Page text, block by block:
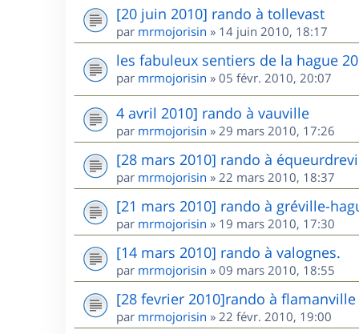
[20 juin 2010] rando à tollevast
par mrmojorisin » 14 juin 2010, 18:17
les fabuleux sentiers de la hague
par mrmojorisin » 05 févr. 2010, 20:07
4 avril 2010] rando à vauville
par mrmojorisin » 29 mars 2010, 17:26
[28 mars 2010] rando à
par mrmojorisin » 22 mars 2010, 18:37
[21 mars 2010] rando à gréville-
par mrmojorisin » 19 mars 2010, 17:30
[14 mars 2010] rando à valognes.
par mrmojorisin » 09 mars 2010, 18:55
[28 fevrier 2010]rando à
par mrmojorisin » 22 févr. 2010, 19:00